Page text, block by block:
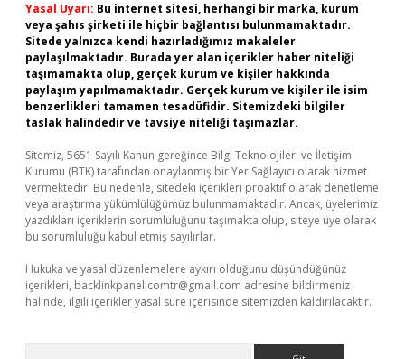
Yasal Uyarı: Bu internet sitesi, herhangi bir marka, kurum
veya şahıs şirketi ile hiçbir bağlantısı bulunmamaktadır.
Sitede yalnızca kendi hazırladığımız makaleler
paylaşılmaktadır. Burada yer alan içerikler haber niteliği
taşımamakta olup, gerçek kurum ve kişiler hakkında
paylaşım yapılmamaktadır. Gerçek kurum ve kişiler ile isim
benzerlikleri tamamen tesadüfidir. Sitemizdeki bilgiler
taslak halindedir ve tavsiye niteliği taşımazlar.
Sitemiz, 5651 Sayılı Kanun gereğince Bilgi Teknolojileri ve İletişim
Kurumu (BTK) tarafından onaylanmış bir Yer Sağlayıcı olarak hizmet
vermektedir. Bu nedenle, sitedeki içerikleri proaktif olarak denetleme
veya araştırma yükümlülüğümüz bulunmamaktadır. Ancak, üyelerimiz
yazdıkları içeriklerin sorumluluğunu taşımakta olup, siteye üye olarak
bu sorumluluğu kabul etmiş sayılırlar.
Hukuka ve yasal düzenlemelere aykırı olduğunu düşündüğünüz
içerikleri, backlinkpanelicomtr@gmail.com adresine bildirmeniz
halinde, ilgili içerikler yasal süre içerisinde sitemizden kaldırılacaktır.